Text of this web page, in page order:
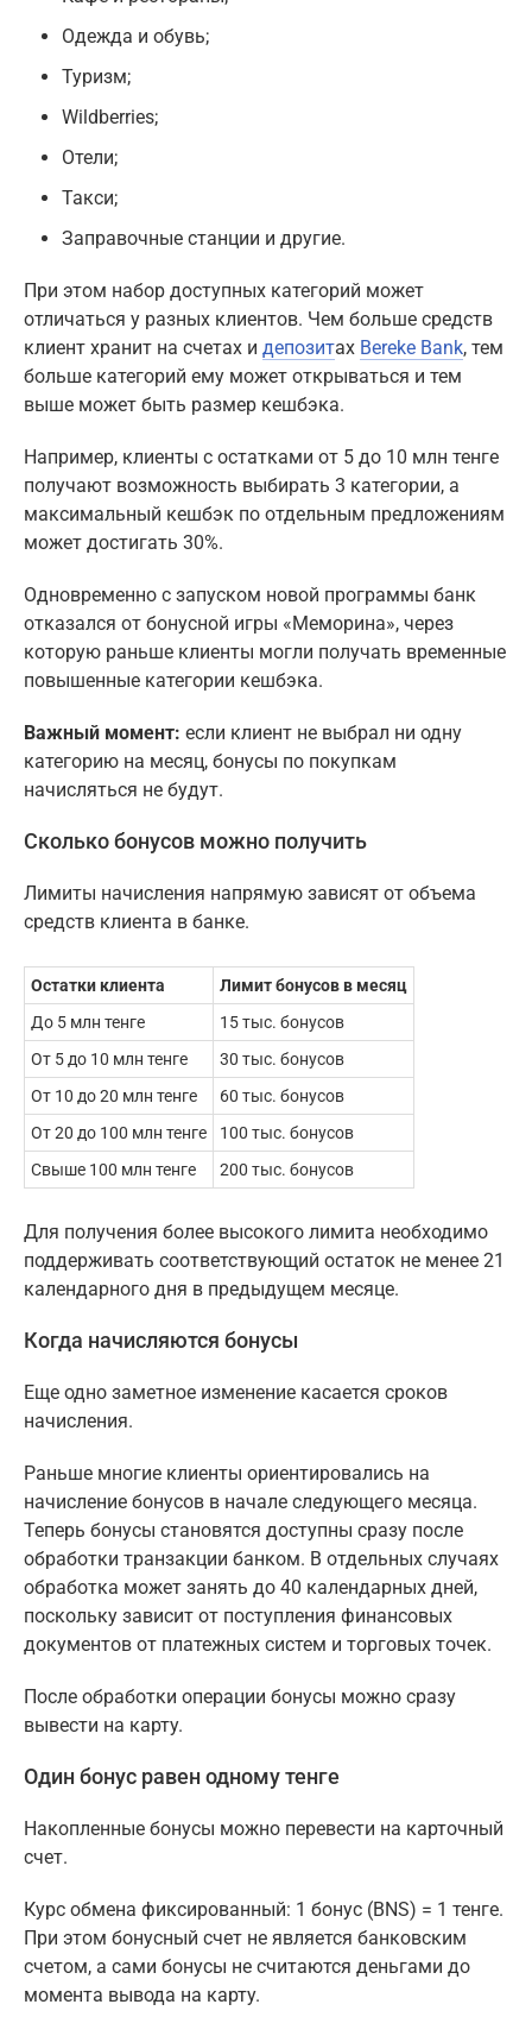
Одежда и обувь;
Туризм;
Wildberries;
Отели;
Такси;
Заправочные станции и другие.
При этом набор доступных категорий может
отличаться у разных клиентов. Чем больше средств
клиент хранит на счетах и депозитах Bereke Bank, тем
больше категорий ему может открываться и тем
выше может быть размер кешбэка.
Например, клиенты с остатками от 5 до 10 млн тенге
получают возможность выбирать 3 категории, а
максимальный кешбэк по отдельным предложениям
может достигать 30%.
Одновременно с запуском новой программы банк
отказался от бонусной игры «Меморина», через
которую раньше клиенты могли получать временные
повышенные категории кешбэка.
Важный момент: если клиент не выбрал ни одну
категорию на месяц, бонусы по покупкам
начисляться не будут.
Сколько бонусов можно получить
Лимиты начисления напрямую зависят от объема
средств клиента в банке.
Остатки клиента
Лимит бонусов в месяц
До 5 млн тенге
15 тыс. бонусов
От 5 до 10 млн тенге
30 тыс. бонусов
От 10 до 20 млн тенге
60 тыс. бонусов
От 20 до 100 млн тенге
100 тыс. бонусов
Свыше 100 млн тенге
200 тыс. бонусов
Для получения более высокого лимита необходимо
поддерживать соответствующий остаток не менее 21
календарного дня в предыдущем месяце.
Когда начисляются бонусы
Еще одно заметное изменение касается сроков
начисления.
Раньше многие клиенты ориентировались на
начисление бонусов в начале следующего месяца.
Теперь бонусы становятся доступны сразу после
обработки транзакции банком. В отдельных случаях
обработка может занять до 40 календарных дней,
поскольку зависит от поступления финансовых
документов от платежных систем и торговых точек.
После обработки операции бонусы можно сразу
вывести на карту.
Один бонус равен одному тенге
Накопленные бонусы можно перевести на карточный
счет.
Курс обмена фиксированный: 1 бонус (BNS) = 1 тенге.
При этом бонусный счет не является банковским
счетом, а сами бонусы не считаются деньгами до
момента вывода на карту.